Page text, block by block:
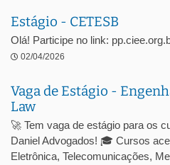
Estágio - CETESB
Olá! Participe no link:
02/04/2026
Vaga de Estágio -
Law
🚀 Tem vaga de estágio para os
Daniel Advogados! 🎓 Cursos
Eletrônica, Telecomunicações,